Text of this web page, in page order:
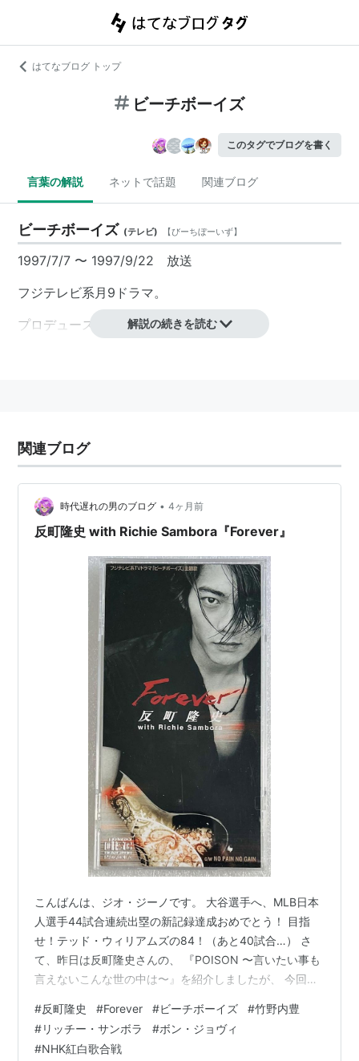
はてなブログ トップ
ビーチボーイズ
このタグでブログを書く
言葉の解説 ネットで話題 関連ブログ
ビーチボーイズ (テレビ) 【びーちぼーいず】
1997/7/7 〜 1997/9/22 放送
フジテレビ系月9ドラマ。
プロデュース・
亀山千広、高井一郎
反町隆史 with Richie Sambora（リッチー・サンボラ）
「Forever」
音楽 武部聡志
竹野内豊、GTO(反町隆史)、広末涼子、稲森いずみ
・・・
ビーチボーイズ びーちぼーいず】
→ビーチ・ボーイズ
解説の続きを読む
関連ブログ
時代遅れの男のブログ • 4ヶ月前
反町隆史 with Richie Sambora『Forever』
こんばんは、ジオ・ジーノです。 大谷選手へ、MLB日本
人選手44試合連続出塁の新記録達成おめでとう！ 目指
せ！テッド・ウィリアムズの84！（あと40試合…） さ
て、昨日は反町隆史さんの、 『POISON 〜言いたい事も
言えないこんな世の中は〜』を紹介しましたが、 今回は
Richie Sambora『Forever』シングルジャケット
www.youtube.com
#反町隆史 #Forever #ビーチボーイズ #竹野内豊
#リッチー・サンボラ #ボン・ジョヴィ
#NHK紅白歌合戦